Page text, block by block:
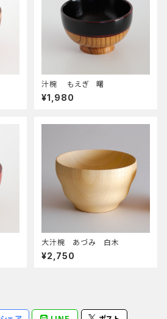
汁椀 もえぎ 曙
¥1,980
大汁椀 あづみ 白木
¥2,750